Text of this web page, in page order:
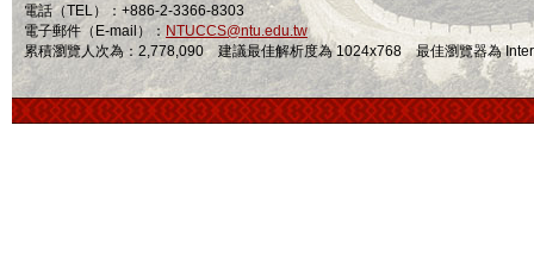
電話（TEL）：+886-2-3366-8303
電子郵件（E-mail）： NTUCCS@ntu.edu.tw
累積瀏覽人次為：2,778,090 建議最佳解析度為 1024x768 最佳瀏覽器為